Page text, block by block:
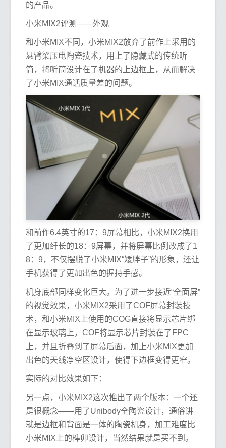
的产品。
小米MIX2评测——外观
和小米MIX不同，小米MIX2放弃了前作上采用的
悬臂梁压电陶瓷技术，用上了隐藏式的传统听
筒，将听筒设计在了机器的上边框上，从而解决
了小米MIX通话质量差的问题。
和前作6.4英寸的17：9屏幕相比，小米MIX2换用
了更加纤长的18：9屏幕，并将屏幕比例改成了1
8：9，不仅摆脱了小米MIX“矮胖子”的形象，还让
手机获得了更加出色的握持手感。
机身底部同样变化巨大。为了进一步接近“全面屏”
的视觉效果，小米MIX2采用了COF屏幕封装技
术，和小米MIX上使用的COG直接将显示芯片绑
在显示玻璃上，COF将显示芯片封装在了FPC
上，并且折叠到了屏幕后面，加上小米MIX更加
出色的天线净空区设计，使得下边框变得更窄。
实际的对比效果如下：
另一点，小米MIX2这次推出了两个版本：一个还
是很概念——用了Unibody全陶瓷设计，通俗讲
就是边框和背面是一体的陶瓷机身，加工难度比
小米MIX上的榫卯设计，当然结果就是买不到。